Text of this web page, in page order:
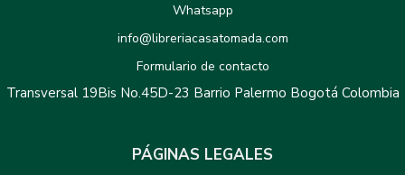
Whatsapp
info@libreriacasatomada.com
Formulario de contacto
Transversal 19Bis No.45D-23 Barrio Palermo Bogotá Colombia
PÁGINAS LEGALES